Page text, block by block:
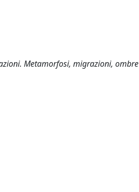
Metamorfosi, migrazioni, ombre